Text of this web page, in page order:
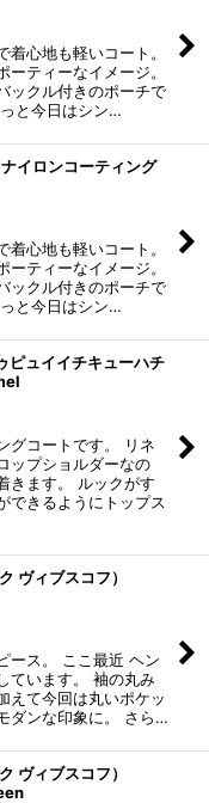
心地も軽いコート。
ティーなイメージ。
ックル付きのポーチで
と今日はシン…
イロンコーティング
心地も軽いコート。
ティーなイメージ。
ックル付きのポーチで
と今日はシン…
ピュイイチキューハチ
グコートです。 リネ
ップショルダーなの
きます。 ルックがす
できるようにトップス
ヴィブスコフ）
ース。 ここ最近 ヘン
ています。 袖の丸み
えて今回は丸いポケッ
ダンな印象に。 さら…
ヴィブスコフ）